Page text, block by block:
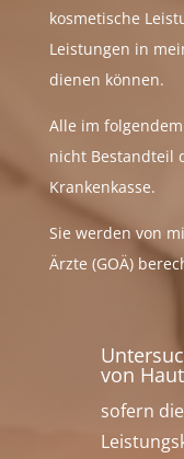
kosmetische
Leistungen in
dienen können.
Alle im
nicht Bestandteil
Krankenkasse.
Sie werden von
Ärzte (GOÄ)
von
sofern